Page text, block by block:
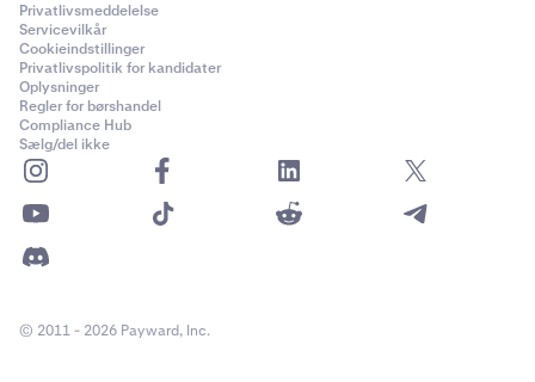
Privatlivsmeddelelse
Servicevilkår
Cookieindstillinger
Privatlivspolitik for kandidater
Oplysninger
Regler for børshandel
Compliance Hub
Sælg/del ikke
© 2011 - 2026 Payward, Inc.